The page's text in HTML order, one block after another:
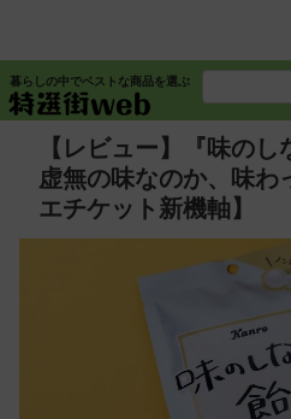
暮らしの中でベストな商品を選ぶ
【レビュー】『味の
虚無の味なのか、味わ
エチケット新機軸】